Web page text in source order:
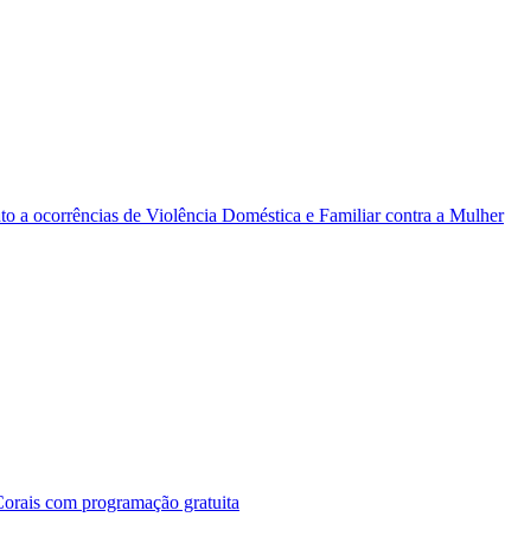
a ocorrências de Violência Doméstica e Familiar contra a Mulher
com programação gratuita